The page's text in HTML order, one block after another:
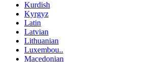
Kurdish
Kyrgyz
Latin
Latvian
Lithuanian
Luxembou..
Macedonian